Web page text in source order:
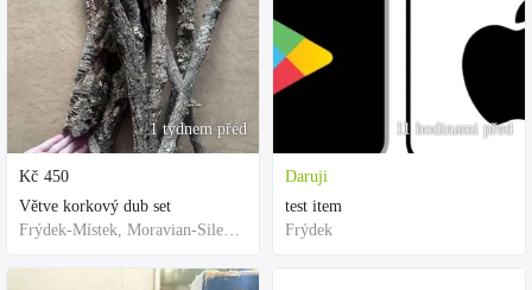
1 týdnem před
Kč 450
Větve korkový dub set
Frýdek-Místek, Moravian-Silesian Region,Others
11 hodinami před
Daruji
test item
Frýdek